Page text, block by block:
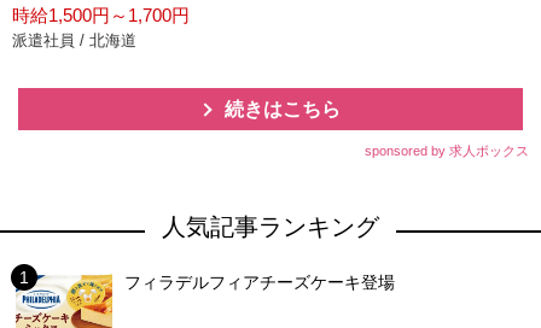
時給1,500円～1,700円
派遣社員 / 北海道
続きはこちら
sponsored by 求人ボックス
人気記事ランキング
フィラデルフィアチーズケーキ登場